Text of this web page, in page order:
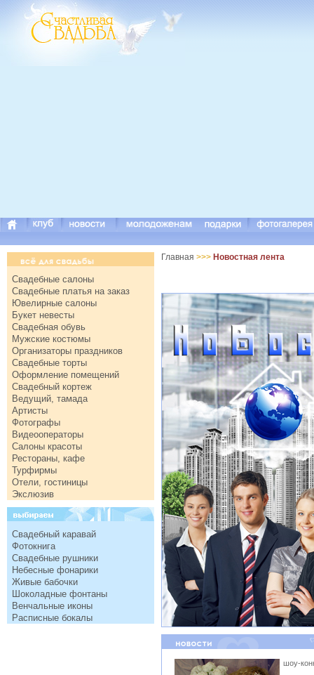
Свадебные салоны
Свадебные платья на заказ
Ювелирные салоны
Букет невесты
Свадебная обувь
Мужские костюмы
Организаторы праздников
Свадебные торты
Оформление помещений
Свадебный кортеж
Ведущий, тамада
Артисты
Фотографы
Видеооператоры
Салоны красоты
Рестораны, кафе
Турфирмы
Отели, гостиницы
Экслюзив
Свадебный каравай
Фотокнига
Свадебные рушники
Небесные фонарики
Живые бабочки
Шоколадные фонтаны
Венчальные иконы
Расписные бокалы
Главная >>> Новостная лента
шоу-